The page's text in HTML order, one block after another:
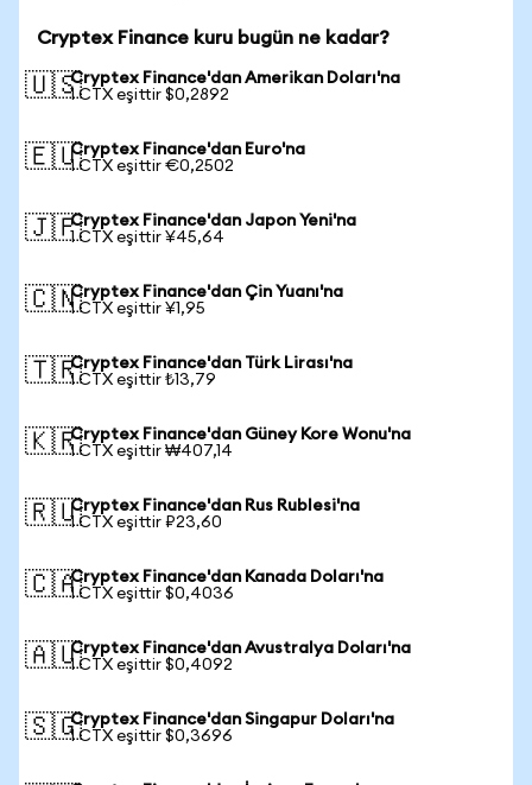
Cryptex Finance kuru bugün ne kadar?
🇺🇸Cryptex Finance'dan Amerikan Doları'na
1 CTX eşittir $0,2892
🇪🇺Cryptex Finance'dan Euro'na
1 CTX eşittir €0,2502
🇯🇵Cryptex Finance'dan Japon Yeni'na
1 CTX eşittir ¥45,64
🇨🇳Cryptex Finance'dan Çin Yuanı'na
1 CTX eşittir ¥1,95
🇹🇷Cryptex Finance'dan Türk Lirası'na
1 CTX eşittir ₺13,79
🇰🇷Cryptex Finance'dan Güney Kore Wonu'na
1 CTX eşittir ₩407,14
🇷🇺Cryptex Finance'dan Rus Rublesi'na
1 CTX eşittir ₽23,60
🇨🇦Cryptex Finance'dan Kanada Doları'na
1 CTX eşittir $0,4036
🇦🇺Cryptex Finance'dan Avustralya Doları'na
1 CTX eşittir $0,4092
🇸🇬Cryptex Finance'dan Singapur Doları'na
1 CTX eşittir $0,3696